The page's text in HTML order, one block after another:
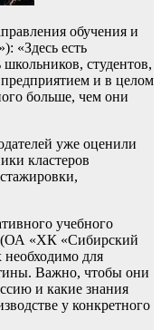
обучения и
«Здесь есть
студентов,
и в целом
больше, чем они
уже оценили
кластеров
учебного
(ОА «ХК «Сибирский
необходимо для
Важно, чтобы они
и какие знания
у конкретного